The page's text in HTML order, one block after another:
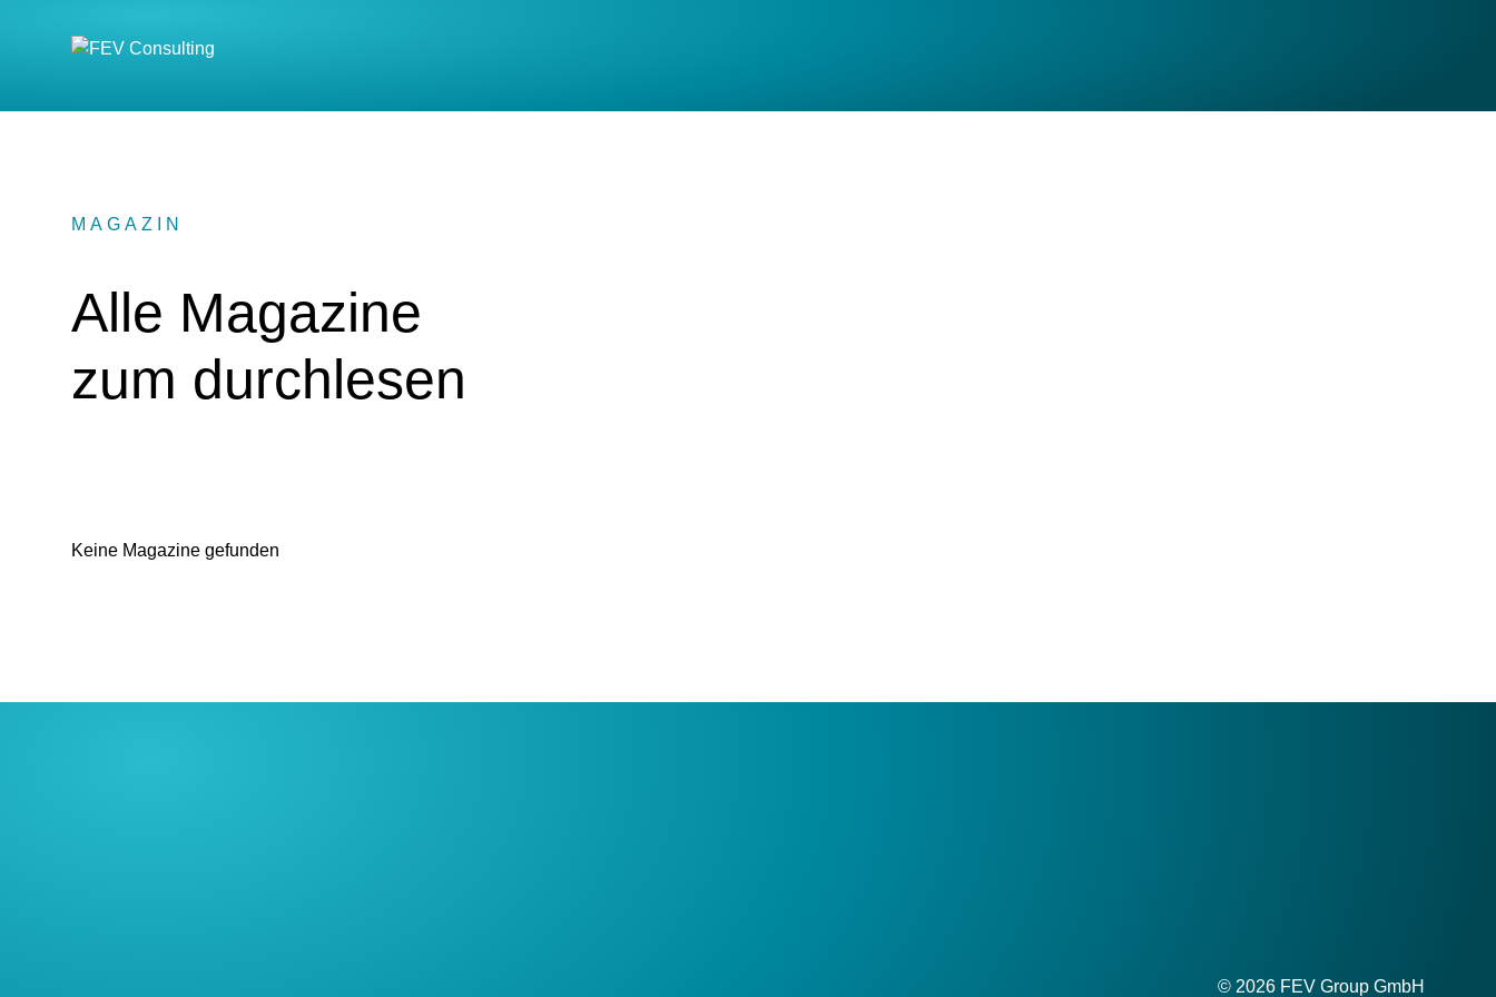
MAGAZIN
:
Alle Magazine
zum durchlesen
Keine Magazine gefunden
© 2026 FEV Group GmbH